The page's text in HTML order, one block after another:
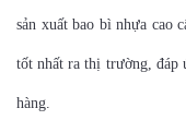
sản xuất bao bì nhựa cao
tốt nhất ra thị trường, đáp
hàng.